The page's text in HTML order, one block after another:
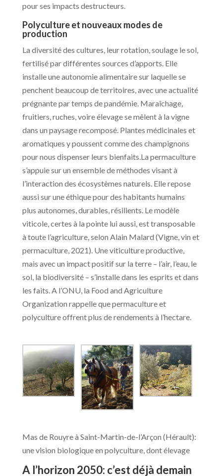
pour ses impacts destructeurs.
Polyculture et nouveaux modes de
production
La diversité des cultures, leur rotation, soulage le sol,
fertilisé par différentes sources d’apports. Elle
installe une autonomie alimentaire sur laquelle se
penchent beaucoup de territoires, avec une actualité
prégnante par temps de pandémie. Maraîchage,
fruitiers, ruches, voire élevage se mêlent à la vigne
dans un paysage recomposé. Plantes médicinales et
aromatiques y poussent comme des champignons
pour nous dispenser leurs bienfaits.La permaculture
s’appuie sur un ensemble de méthodes visant à
l’interaction des écosystèmes naturels. Elle repose
aussi sur une éthique pour des habitants humains
plus autonomes, durables, résilients. Le modèle
viticole, certes à la pointe lui aussi, est transposable
à toute l’agriculture, selon Alain Malard (Vigne, vin et
permaculture, 2021). Une viticulture productive,
mais avec un impact positif sur la terre – l’air, l’eau, le
sol, la biodiversité – s’installe dans les esprits et dans
les faits. A l’ONU, la Food and Agriculture
Organization rappelle que permaculture et
polyculture offrent plus de rendements à l’hectare.
Mas de Rouyre à Saint-Martin-de-l’Arçon (Hérault):
une vision biologique en polyculture, dont élevage
A l’horizon 2050: c’est déjà demain